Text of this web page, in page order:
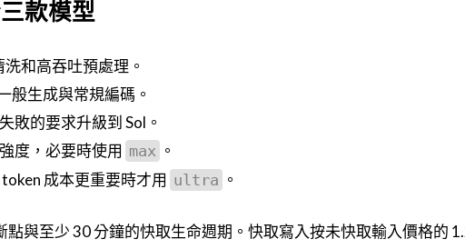
款模型
和高吞吐預處理。
般生成與常規編碼。
敗的要求升級到 Sol。
度，必要時使用 max 。
成本更重要時才用 ultra 。
點與至少 30 分鐘的快取生命週期。快取寫入按未快取輸入價格的